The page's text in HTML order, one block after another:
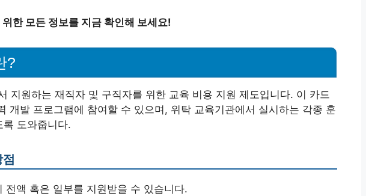
한 모든 정보를 지금 확인해 보세요!
?
지원하는 재직자 및 구직자를 위한 교육 비용 지원 제도입니다. 이 카드
개발 프로그램에 참여할 수 있으며, 위탁 교육기관에서 실시하는 각종 훈
록 도와줍니다.
전액 혹은 일부를 지원받을 수 있습니다.